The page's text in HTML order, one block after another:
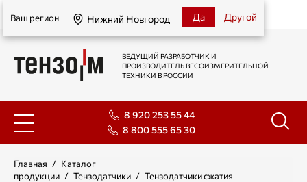
Нижний Новгород
Ваш регион Нижний Новгород Да Другой
ВЕДУЩИЙ РАЗРАБОТЧИК И
ПРОИЗВОДИТЕЛЬ ВЕСОИЗМЕРИТЕЛЬНОЙ
ТЕХНИКИ В РОССИИ
8 920 253 55 44
8 800 555 65 30
Главная / Каталог
продукции / Тензодатчики / Тензодатчики сжатия